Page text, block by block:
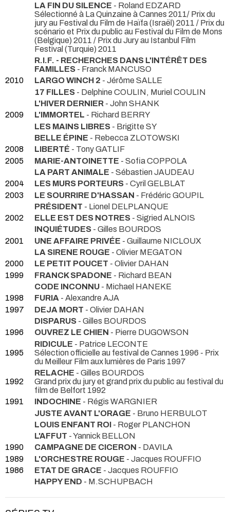
LA FIN DU SILENCE - Roland EDZARD
Sélectionné à La Quinzaine à Cannes 2011/ Prix du
jury au Festival du Film de Haïfa (Israël) 2011 / Prix du
scénario et Prix du public au Festival du Film de Mons
(Belgique) 2011 / Prix du Jury au Istanbul Film
Festival (Turquie) 2011
R.I.F. - RECHERCHES DANS L'INTÉRÊT DES
FAMILLES - Franck MANCUSO
2010
LARGO WINCH 2 - Jérôme SALLE
17 FILLES - Delphine COULIN, Muriel COULIN
L'HIVER DERNIER - John SHANK
2009
L'IMMORTEL - Richard BERRY
LES MAINS LIBRES - Brigitte SY
BELLE ÉPINE - Rebecca ZLOTOWSKI
2008
LIBERTÉ - Tony GATLIF
2005
MARIE-ANTOINETTE - Sofia COPPOLA
LA PART ANIMALE - Sébastien JAUDEAU
2004
LES MURS PORTEURS - Cyril GELBLAT
2003
LE SOURRIRE D'HASSAN - Frédéric GOUPIL
PRÉSIDENT - Lionel DELPLANQUE
2002
ELLE EST DES NOTRES - Sigried ALNOIS
INQUIÉTUDES - Gilles BOURDOS
2001
UNE AFFAIRE PRIVÉE - Guillaume NICLOUX
LA SIRENE ROUGE - Olivier MEGATON
2000
LE PETIT POUCET - Olivier DAHAN
1999
FRANCK SPADONE - Richard BEAN
CODE INCONNU - Michael HANEKE
1998
FURIA - Alexandre AJA
1997
DEJA MORT - Olivier DAHAN
DISPARUS - Gilles BOURDOS
1996
OUVREZ LE CHIEN - Pierre DUGOWSON
1995
RIDICULE - Patrice LECONTE
Sélection officielle au festival de Cannes 1996 - Prix
du Meilleur Film aux lumières de Paris 1997
1992
RELACHE - Gilles BOURDOS
Grand prix du jury et grand prix du public au festival du
film de Belfort 1992
1991
INDOCHINE - Régis WARGNIER
JUSTE AVANT L'ORAGE - Bruno HERBULOT
LOUIS ENFANT ROI - Roger PLANCHON
L'AFFUT - Yannick BELLON
1990
CAMPAGNE DE CICERON - DAVILA
1989
L'ORCHESTRE ROUGE - Jacques ROUFFIO
1986
ETAT DE GRACE - Jacques ROUFFIO
HAPPY END - M.SCHUPBACH